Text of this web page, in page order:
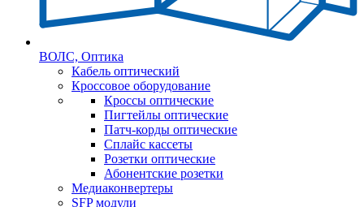
ВОЛС, Оптика
Кабель оптический
Кроссовое оборудование
Кроссы оптические
Пигтейлы оптические
Патч-корды оптические
Сплайс кассеты
Розетки оптические
Абонентские розетки
Медиаконвертеры
SFP модули